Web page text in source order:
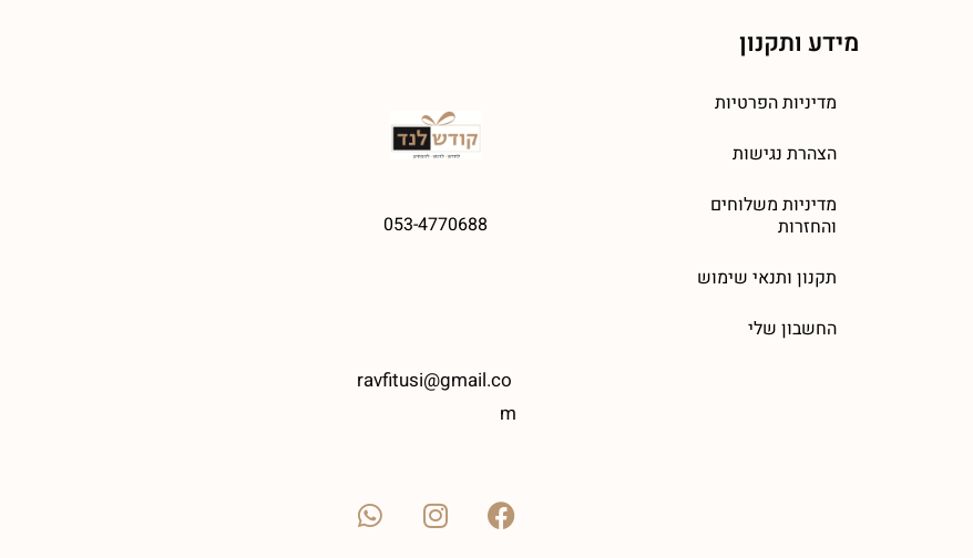
מידע ותקנון
מדיניות הפרטיות
הצהרת נגישות
מדיניות משלוחים
והחזרות
תקנון ותנאי שימוש
החשבון שלי
053-4770688
ravfitusi@gmail.co
m